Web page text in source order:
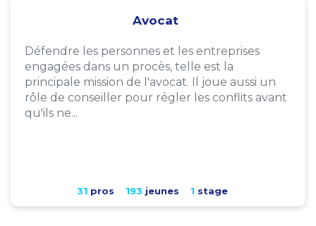
Avocat
Défendre les personnes et les entreprises
engagées dans un procès, telle est la
principale mission de l'avocat. Il joue aussi un
rôle de conseiller pour régler les conflits avant
qu'ils ne...
31 pros 193 jeunes 1 stage